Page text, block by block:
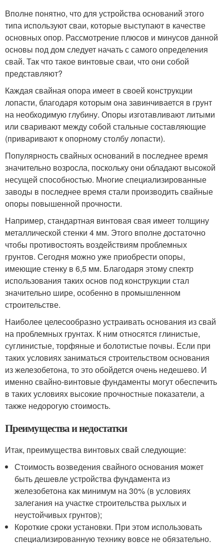
Вполне понятно, что для устройства оснований этого
типа используют сваи, которые выступают в качестве
основных опор. Рассмотрение плюсов и минусов данной
основы под дом следует начать с самого определения
свай. Так что такое винтовые сваи, что они собой
представляют?
Каждая свайная опора имеет в своей конструкции
лопасти, благодаря которым она завинчивается в грунт
на необходимую глубину. Опоры изготавливают литыми
или сваривают между собой стальные составляющие
(приваривают к опорному столбу лопасти).
Популярность свайных оснований в последнее время
значительно возросла, поскольку они обладают высокой
несущей способностью. Многие специализированные
заводы в последнее время стали производить свайные
опоры повышенной прочности.
Например, стандартная винтовая свая имеет толщину
металлической стенки 4 мм. Этого вполне достаточно
чтобы противостоять воздействиям проблемных
грунтов. Сегодня можно уже приобрести опоры,
имеющие стенку в 6,5 мм. Благодаря этому спектр
использования таких основ под конструкции стал
значительно шире, особенно в промышленном
строительстве.
Наиболее целесообразно устраивать основания из свай
на проблемных грунтах. К ним относятся глинистые,
суглинистые, торфяные и болотистые почвы. Если при
таких условиях заниматься строительством основания
из железобетона, то это обойдется очень недешево. И
именно свайно-винтовые фундаменты могут обеспечить
в таких условиях высокие прочностные показатели, а
также недорогую стоимость.
Преимущества и недостатки
Итак, преимущества винтовых свай следующие:
Стоимость возведения свайного основания может
быть дешевле устройства фундамента из
железобетона как минимум на 30% (в условиях
залегания на участке строительства рыхлых и
неустойчивых грунтов);
Короткие сроки установки. При этом использовать
специализированную технику вовсе не обязательно.